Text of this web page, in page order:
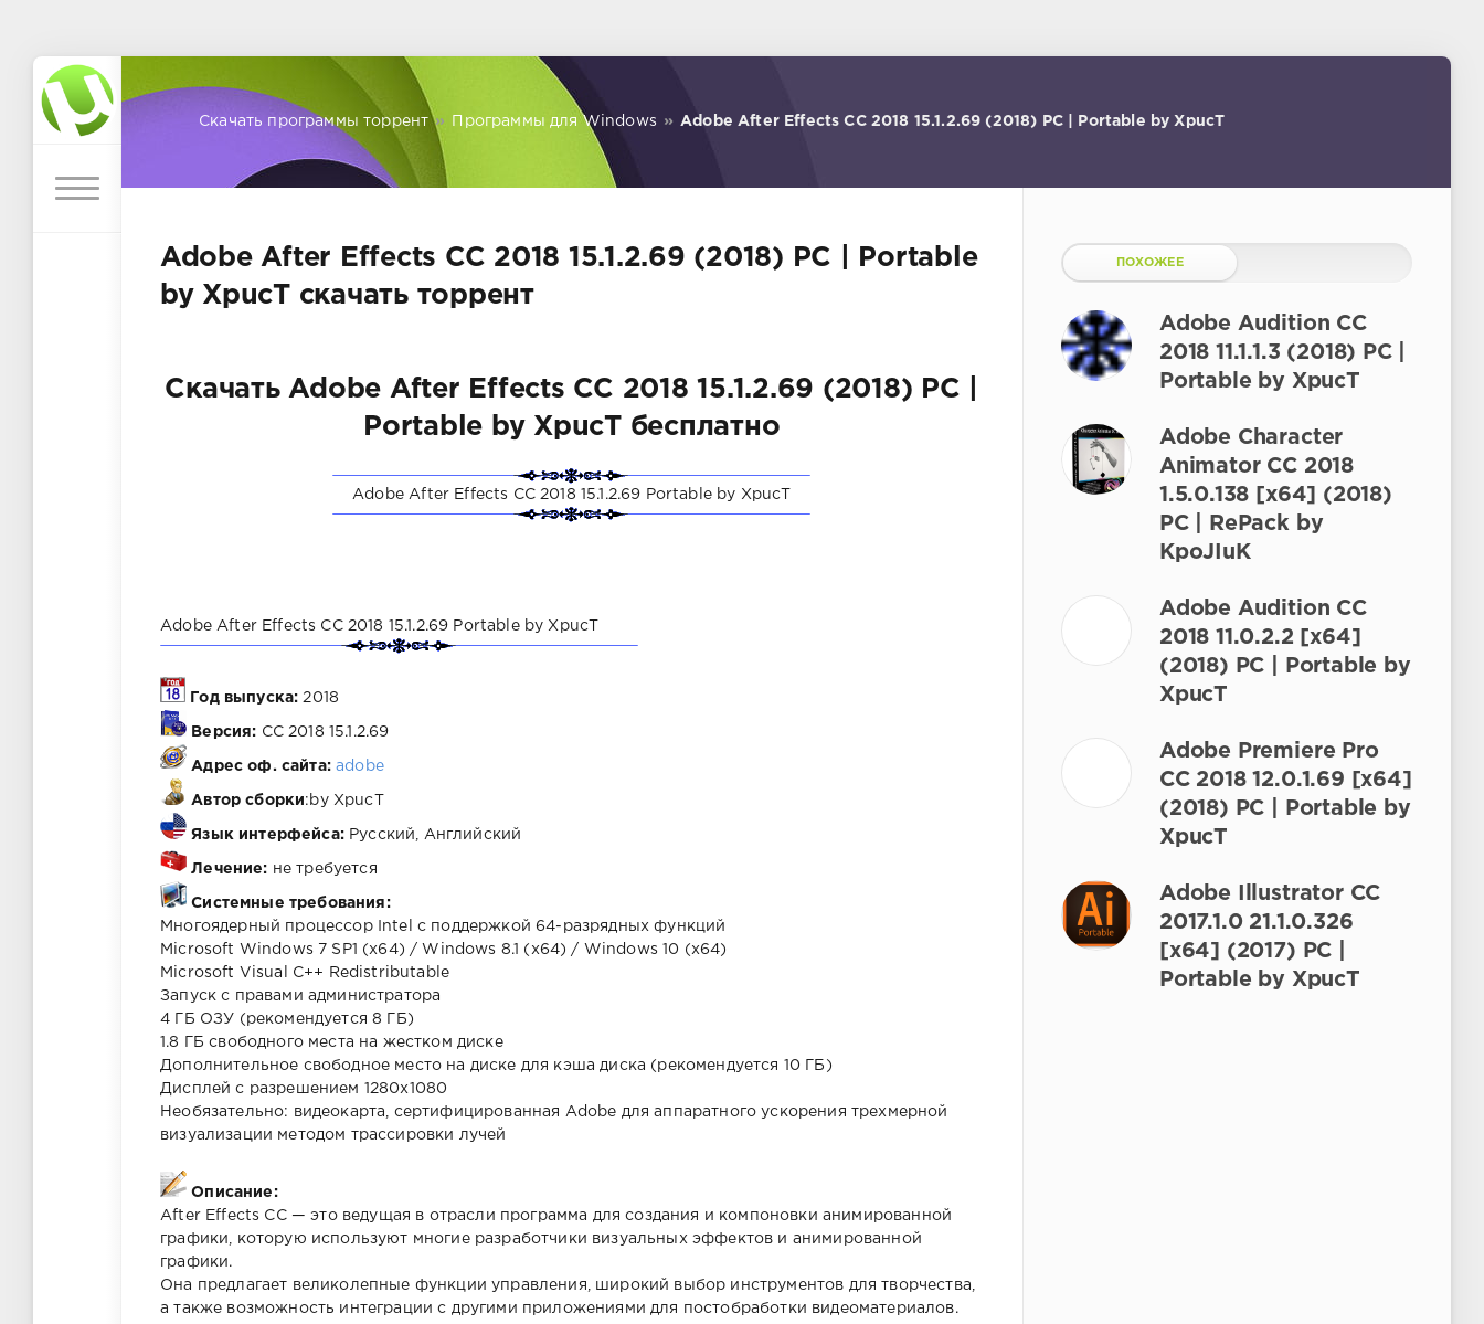
Скачать программы торрент » Программы для Windows » Adobe After Effects CC 2018 15.1.2.69 (2018) PC | Portable by XpucT
Adobe After Effects CC 2018 15.1.2.69 (2018) PC | Portable
by XpucT скачать торрент
Скачать Adobe After Effects CC 2018 15.1.2.69 (2018) PC |
Portable by XpucT бесплатно
Adobe After Effects CC 2018 15.1.2.69 Portable by XpucT
Adobe After Effects CC 2018 15.1.2.69 Portable by XpucT
Год выпуска: 2018
Версия: CC 2018 15.1.2.69
Адрес оф. сайта: adobe
Автор сборки:by XpucT
Язык интерфейса: Русский, Английский
Лечение: не требуется
Системные требования:
Многоядерный процессор Intel с поддержкой 64-разрядных функций
Microsoft Windows 7 SP1 (x64) / Windows 8.1 (x64) / Windows 10 (x64)
Microsoft Visual C++ Redistributable
Запуск с правами администратора
4 ГБ ОЗУ (рекомендуется 8 ГБ)
1.8 ГБ свободного места на жестком диске
Дополнительное свободное место на диске для кэша диска (рекомендуется 10 ГБ)
Дисплей с разрешением 1280x1080
Необязательно: видеокарта, сертифицированная Adobe для аппаратного ускорения трехмерной
визуализации методом трассировки лучей
Описание:
After Effects CC — это ведущая в отрасли программа для создания и компоновки анимированной
графики, которую используют многие разработчики визуальных эффектов и анимированной
графики.
Она предлагает великолепные функции управления, широкий выбор инструментов для творчества,
а также возможность интеграции с другими приложениями для постобработки видеоматериалов.
ПОХОЖЕЕ
Adobe Audition CC
2018 11.1.1.3 (2018) PC |
Portable by XpucT
Adobe Character
Animator CC 2018
1.5.0.138 [x64] (2018)
PC | RePack by
KpoJIuK
Adobe Audition CC
2018 11.0.2.2 [x64]
(2018) PC | Portable by
XpucT
Adobe Premiere Pro
CC 2018 12.0.1.69 [x64]
(2018) PC | Portable by
XpucT
Adobe Illustrator CC
2017.1.0 21.1.0.326
[x64] (2017) PC |
Portable by XpucT